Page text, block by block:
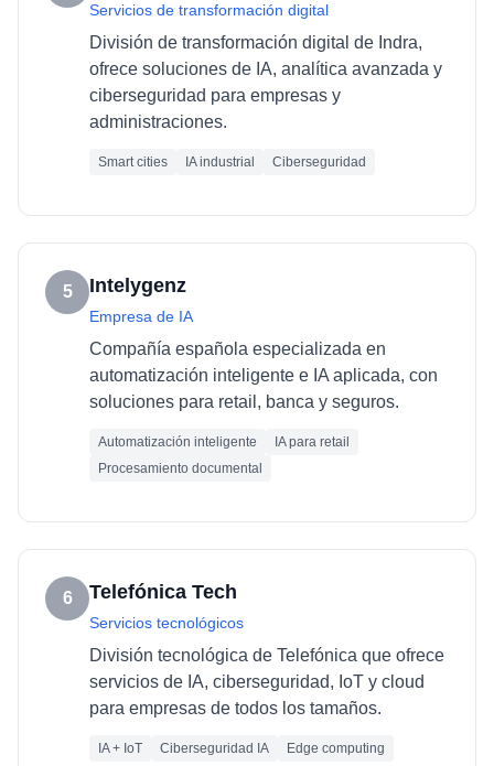
Servicios de transformación digital
División de transformación digital de Indra,
ofrece soluciones de IA, analítica avanzada y
ciberseguridad para empresas y
administraciones.
Smart cities IA industrial Ciberseguridad
5 Intelygenz
Empresa de IA
Compañía española especializada en
automatización inteligente e IA aplicada, con
soluciones para retail, banca y seguros.
Automatización inteligente
IA para retail
Procesamiento documental
6 Telefónica Tech
Servicios tecnológicos
División tecnológica de Telefónica que ofrece
servicios de IA, ciberseguridad, IoT y cloud
para empresas de todos los tamaños.
IA + IoT Ciberseguridad IA Edge computing